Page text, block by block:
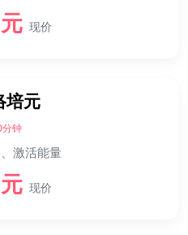
现价
培元
钟
激活能量
现价